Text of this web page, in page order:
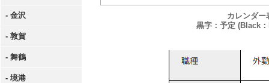
- 金沢
- 敦賀
- 舞鶴
- 境港
カレンダー
黒字：予定 (Black